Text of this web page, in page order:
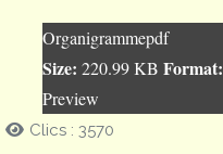
Organigrammepdf
Size: 220.99 KB Format:
Preview
Clics : 3570